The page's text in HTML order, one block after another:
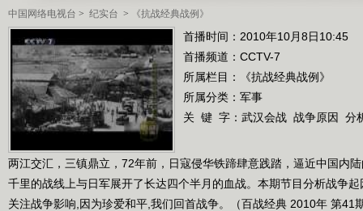
中国网络电视台 > 纪实台 > 《抗战经典战例》
首播时间：2010年10月8日10:45
首播频道： CCTV-7
所属栏目：
《抗战经典战例》
所属分类：军事
关 键 字： 武汉会战 战争原因 分
两江交汇，三镇鼎立，72年前，日寇侵华铁蹄肆意践踏，逼近中国内
千里的战线上与日军展开了长达四个半月的血战。本期节目分析战争
关注战争影响,因为珍爱和平,我们回首战争。（百战经典 2010年 第41